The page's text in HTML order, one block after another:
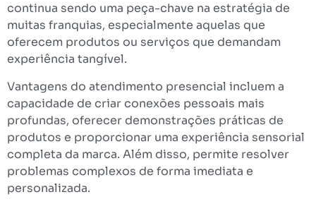
continua sendo uma peça-chave na estratégia de
muitas franquias, especialmente aquelas que
oferecem produtos ou serviços que demandam
experiência tangível.
Vantagens do atendimento presencial incluem a
capacidade de criar conexões pessoais mais
profundas, oferecer demonstrações práticas de
produtos e proporcionar uma experiência sensorial
completa da marca. Além disso, permite resolver
problemas complexos de forma imediata e
personalizada.